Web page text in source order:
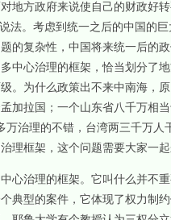
地方政府来说使自己的财政好
法。考虑到统一之后的中国的
的复杂性，中国将来统一后的
中心治理的框架，恰当划分了
。为什么政策出不来中南海，
加拉国；一个山东省八千万相
万治理的不错，台湾两三千万人
理框架，这个问题需要大家一
心治理的框架。它叫什么并不
典型的案件，它体现了权力制